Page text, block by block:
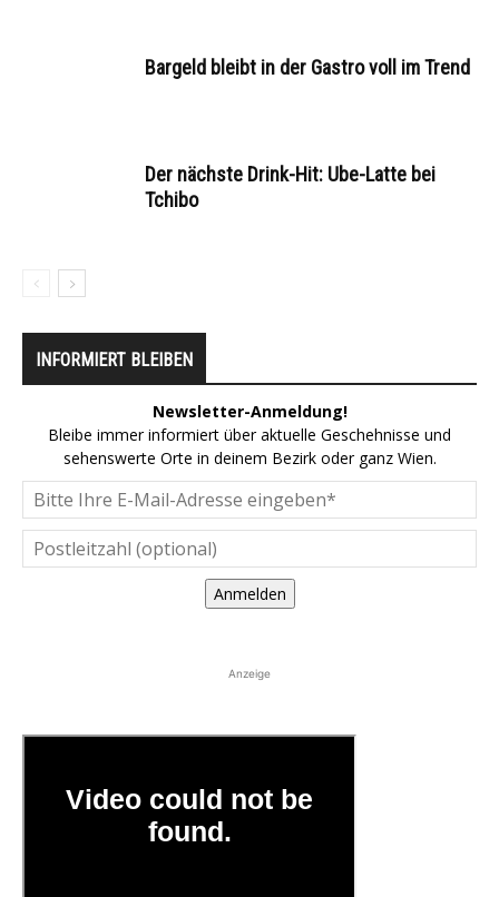
Bargeld bleibt in der Gastro voll im Trend
Der nächste Drink-Hit: Ube-Latte bei
Tchibo
INFORMIERT BLEIBEN
Newsletter-Anmeldung!
Bleibe immer informiert über aktuelle Geschehnisse und
sehenswerte Orte in deinem Bezirk oder ganz Wien.
Anmelden
Anzeige